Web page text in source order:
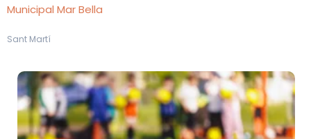
Municipal Mar Bella
Sant Martí